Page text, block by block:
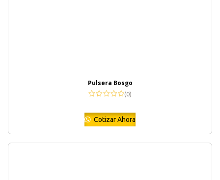
Pulsera Bosgo
(0)
Cotizar Ahora